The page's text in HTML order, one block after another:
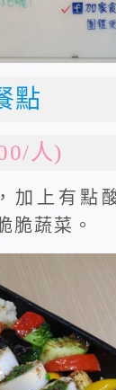
點
人)
加上有點
脆蔬菜。